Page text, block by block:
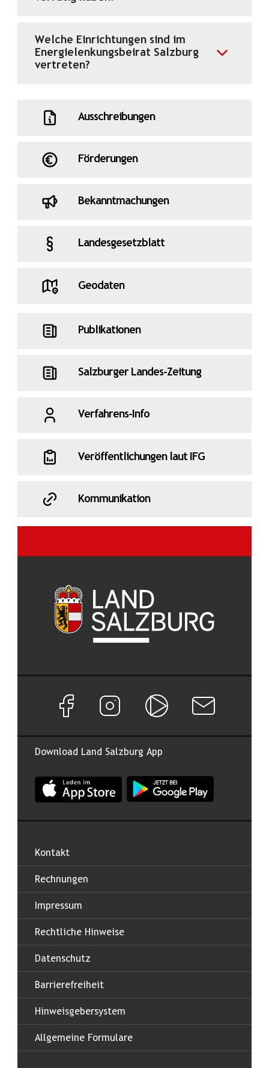
Welche Einrichtungen sind im
Energielenkungsbeirat Salzburg
vertreten?
Ausschreibungen
Förderungen
Bekanntmachungen
Landesgesetzblatt
Geodaten
Publikationen
Salzburger Landes-Zeitung
Verfahrens-Info
Veröffentlichungen laut IFG
Kommunikation
Download Land Salzburg App
App Land Salzburg im Apple App Store
App Land Salzburg im
Facebook Seite von Land Salzburg
Instagram Seite von Land Salzburg
Salzburg ONNewsletter
Kontakt
Rechnungen
Impressum
Rechtliche Hinweise
Datenschutz
Barrierefreiheit
Hinweisgebersystem
Allgemeine Formulare